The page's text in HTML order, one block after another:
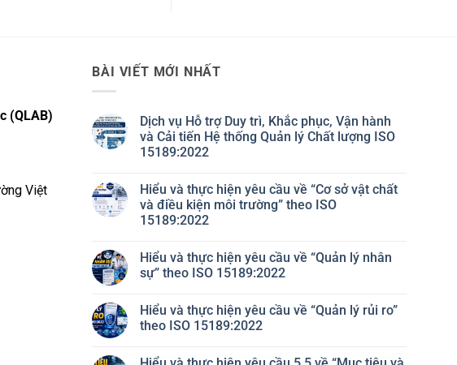
(QLAB)
Việt
BÀI VIẾT MỚI NHẤT
Dịch vụ Hỗ trợ Duy trì, Khắc phục, Vận hành
và Cải tiến Hệ thống Quản lý Chất lượng ISO
15189:2022
bình
luận
ở
Dịch
trợ
Duy
trì,
Vận
hành
và
Hệ
Hiểu và thực hiện yêu cầu về “Cơ sở vật chất
và điều kiện môi trường” theo ISO
15189:2022
bình
luận
ở
thực
hiện
yêu
Hiểu và thực hiện yêu cầu về “Quản lý nhân
sự” theo ISO 15189:2022
bình
luận
ở
Hiểu và thực hiện yêu cầu về “Quản lý rủi ro”
theo ISO 15189:2022